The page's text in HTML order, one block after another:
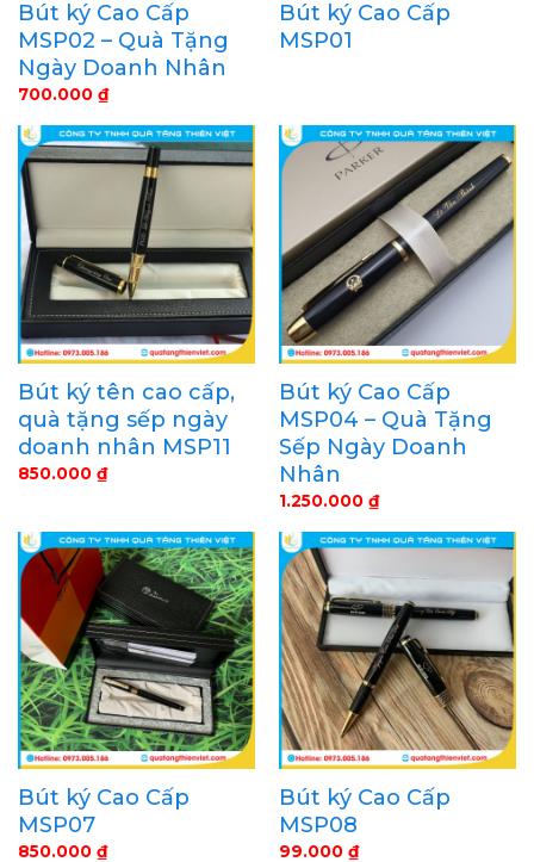
Bút ký Cao Cấp
MSP02 – Quà Tặng
Ngày Doanh Nhân
700.000 ₫
Bút ký Cao Cấp
MSP01
Bút ký tên cao cấp,
quà tặng sếp ngày
doanh nhân MSP11
850.000 ₫
Bút ký Cao Cấp
MSP04 – Quà Tặng
Sếp Ngày Doanh
Nhân
1.250.000 ₫
Bút ký Cao Cấp
MSP07
850.000 ₫
Bút ký Cao Cấp
MSP08
99.000 ₫